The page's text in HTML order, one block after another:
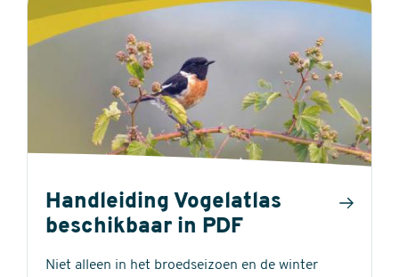
Handleiding Vogelatlas
beschikbaar in PDF
Niet alleen in het broedseizoen en de winter